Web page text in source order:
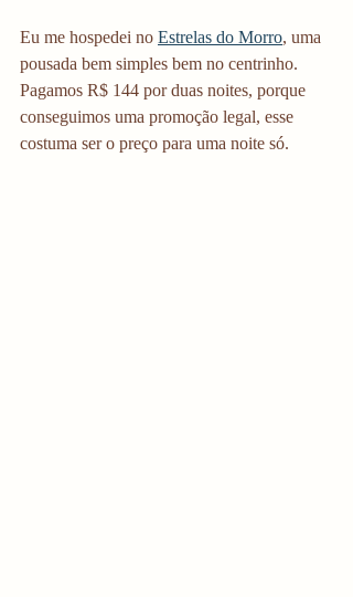
Eu me hospedei no Estrelas do Morro, uma
pousada bem simples bem no centrinho.
Pagamos R$ 144 por duas noites, porque
conseguimos uma promoção legal, esse
costuma ser o preço para uma noite só.